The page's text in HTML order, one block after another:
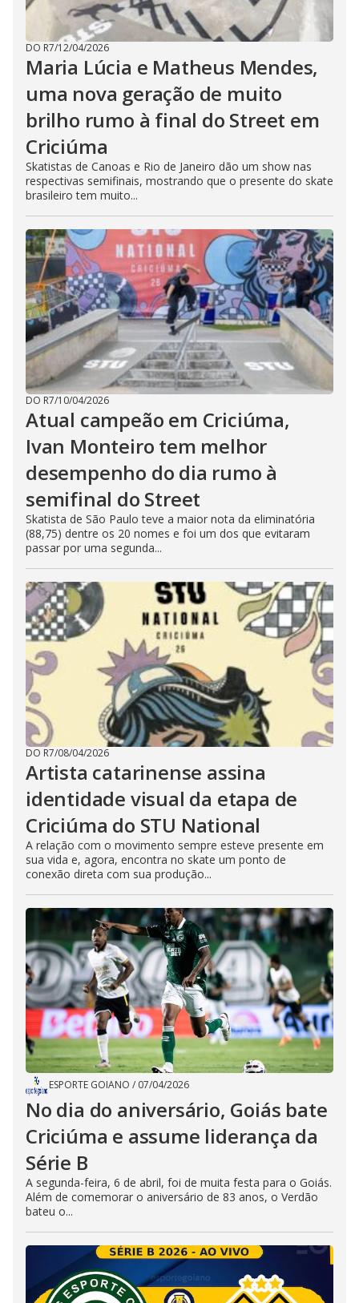
DO R7/12/04/2026
Maria Lúcia e Matheus Mendes,
uma nova geração de muito
brilho rumo à final do Street em
Criciúma
Skatistas de Canoas e Rio de Janeiro dão um show nas
respectivas semifinais, mostrando que o presente do skate
brasileiro tem muito...
DO R7/10/04/2026
Atual campeão em Criciúma,
Ivan Monteiro tem melhor
desempenho do dia rumo à
semifinal do Street
Skatista de São Paulo teve a maior nota da eliminatória
(88,75) dentre os 20 nomes e foi um dos que evitaram
passar por uma segunda...
DO R7/08/04/2026
Artista catarinense assina
identidade visual da etapa de
Criciúma do STU National
A relação com o movimento sempre esteve presente em
sua vida e, agora, encontra no skate um ponto de
conexão direta com sua produção...
ESPORTE GOIANO / 07/04/2026
No dia do aniversário, Goiás bate
Criciúma e assume liderança da
Série B
A segunda-feira, 6 de abril, foi de muita festa para o Goiás.
Além de comemorar o aniversário de 83 anos, o Verdão
bateu o...